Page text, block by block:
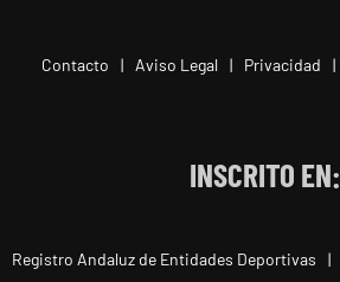
Contacto Aviso Legal Privacidad
INSCRITO EN:
Registro Andaluz de Entidades Deportivas